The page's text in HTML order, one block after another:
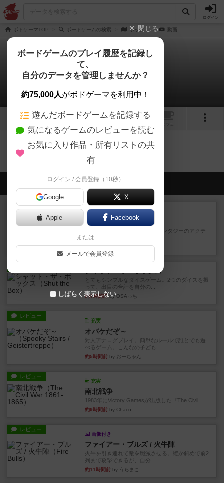
ログイン
ボドゲーマTOP ボードゲームの検索 ホップ！ 動画
ホップ！
0件の動画
2
ホップ！のトップに戻る
会員の新しい投稿
レビュー
エコーズ・オブ・タイム
カードゲームにファイナルファンタジーのアクテ
ィブタイムバトル（もしくは...
約4時間前by ジェイとと
シャット・ザ・ボックス
とてもシンプルなダイスゲーム。2つのダイスを振
って、出目の合計を自分の...
約4時間前by OSAっち
レビュー
充実
オバケだぞ～
対人アナログプレイ。簡単なルールで誰とでも遊
べるゲーム。こんなの子ども...
約5時間前 by おーちゃん
レビュー
充実
南北戦争
1983年にVictory Gamesが出版した『The Civil ...
約9時間前 by Chaco
レビュー
画像付き
ファイアー・ブルズ / 火牛陣
火牛を引き連れて敵を殲滅させる。縦か斜めで前2
列まで攻撃できるが、自分...
約11時間前 by うらまこ
閉じる
ボードゲームのプレイ履歴を記録し
て、
自分のデータを管理しませんか？
約75,000人がボドゲーマを利用中！
遊んだボードゲームを記録する
気になるゲームのレビューを読む
お気に入り作品・所有リストの共
有
ログイン / 会員登録（10秒）
Google X
Apple Facebook
または
メールで会員登録
しばらく表示しない